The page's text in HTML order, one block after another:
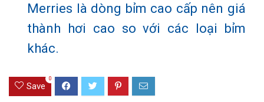
Merries là dòng bỉm cao cấp nên giá
thành hơi cao so với các loại bỉm
khác.
Save
0